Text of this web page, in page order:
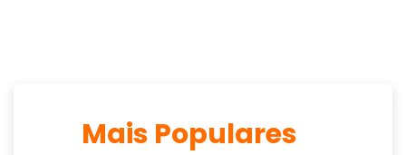
Mais Populares